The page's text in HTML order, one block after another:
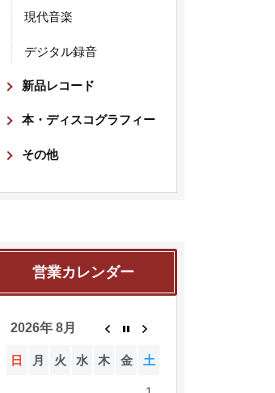
現代音楽
デジタル録音
新品レコード
本・ディスコグラフィー
その他
営業カレンダー
2026年 8月
日 月 火 水 木 金 土